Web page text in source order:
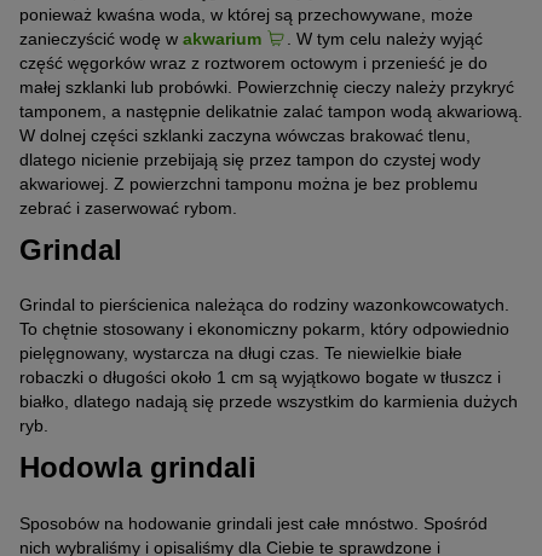
ponieważ kwaśna woda, w której są przechowywane, może
zanieczyścić wodę w akwarium
. W tym celu należy wyjąć
część węgorków wraz z roztworem octowym i przenieść je do
małej szklanki lub probówki. Powierzchnię cieczy należy przykryć
tamponem, a następnie delikatnie zalać tampon wodą akwariową.
W dolnej części szklanki zaczyna wówczas brakować tlenu,
dlatego nicienie przebijają się przez tampon do czystej wody
akwariowej. Z powierzchni tamponu można je bez problemu
zebrać i zaserwować rybom.
Grindal
Grindal to pierścienica należąca do rodziny wazonkowcowatych.
To chętnie stosowany i ekonomiczny pokarm, który odpowiednio
pielęgnowany, wystarcza na długi czas. Te niewielkie białe
robaczki o długości około 1 cm są wyjątkowo bogate w tłuszcz i
białko, dlatego nadają się przede wszystkim do karmienia dużych
ryb.
Hodowla grindali
Sposobów na hodowanie grindali jest całe mnóstwo. Spośród
nich wybraliśmy i opisaliśmy dla Ciebie te sprawdzone i